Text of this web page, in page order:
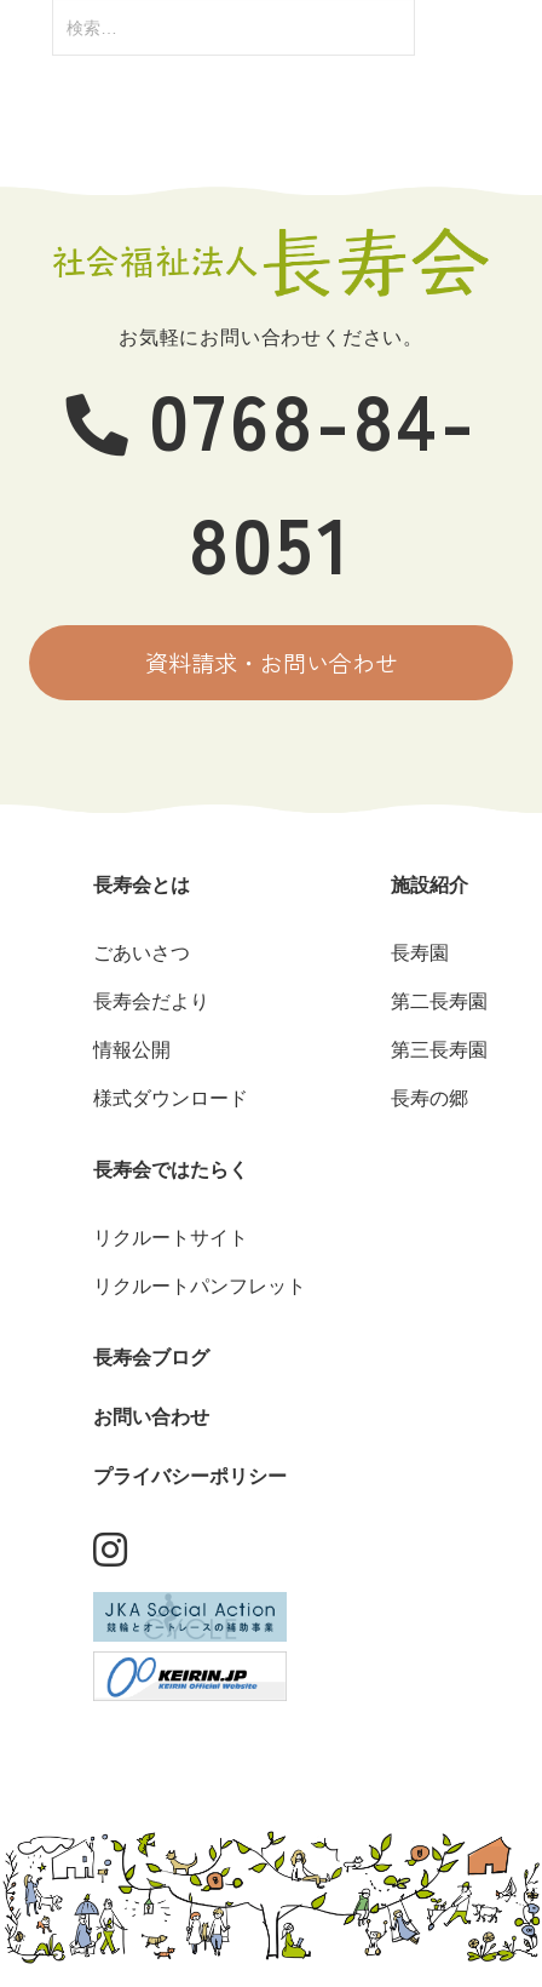
索:
お気軽にお問い合わせください。
0768-84-
8051
資料請求・お問い合わせ
長寿会とは
ごあいさつ
長寿会だより
情報公開
様式ダウンロード
施設紹介
長寿園
第二長寿園
第三長寿園
長寿の郷
長寿会ではたらく
リクルートサイト
リクルートパンフレット
長寿会ブログ
お問い合わせ
プライバシーポリシー